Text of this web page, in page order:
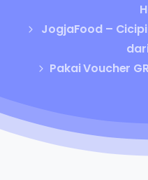
JogjaFood –
Pakai Voucher